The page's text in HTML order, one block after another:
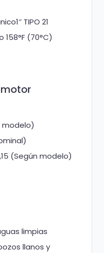
TIPO 21
(70°C)
modelo)
(Según modelo)
limpias
llanos y